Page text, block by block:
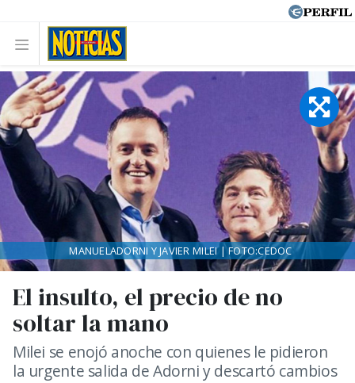
El insulto, el precio de no
soltar la mano
Milei se enojó anoche con quienes le pidieron
la urgente salida de Adorni y descartó cambios
MANUELADORNI Y JAVIER MILEI | FOTO:CEDOC